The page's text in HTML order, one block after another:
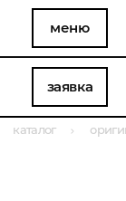
меню
заявка
каталог